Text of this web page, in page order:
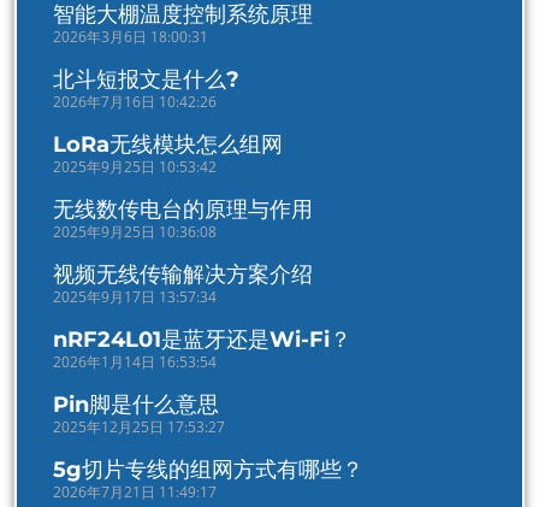
智能大棚温度控制系统原理
2026年3月6日 18:00:31
北斗短报文是什么?
2026年7月16日 10:42:26
LoRa无线模块怎么组网
2025年9月25日 10:53:42
无线数传电台的原理与作用
2025年9月25日 10:36:08
视频无线传输解决方案介绍
2025年9月17日 13:57:34
nRF24L01是蓝牙还是Wi-Fi？
2026年1月14日 16:53:54
Pin脚是什么意思
2025年12月25日 17:53:27
5g切片专线的组网方式有哪些？
2026年7月21日 11:49:17